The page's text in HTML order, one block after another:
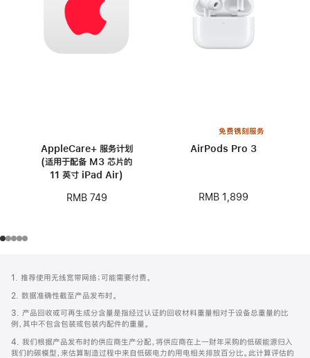
AppleCare+ 服务计划
(适用于配备 M3 芯片的
11 英寸 iPad Air)
RMB 749
免费镌刻服务
AirPods Pro 3
RMB 1,899
页
页
脚
注
1. 推荐使用无线宽带网络；可能需要付费。
2. 数据准确性截至产品发布时。
3. 产品回收或可再生成分含量是指经过认证的回收材料重量相对于设备总重量的比
例，其中不包含包装或包装内配件的重量。
4. 我们根据产品发布时的供应商生产分配，将供应商在上一财年采购的低碳能源归入
我们的碳模型，来估算制造过程中来自低碳电力的用电相关排放百分比。此计算评估的